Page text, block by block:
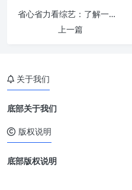
省心省力看综艺：了解一下这些专门看日本综艺节目的软件吧
上一篇
关于我们
底部关于我们
版权说明
底部版权说明